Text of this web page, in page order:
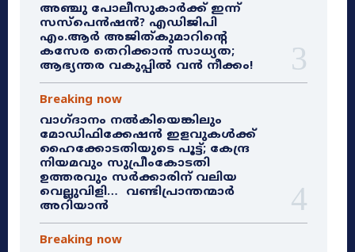
അഞ്ചു പോലീസുകാർക്ക് ഇന്ന്
സസ്‌പെൻഷൻ? എഡിജിപി
എം.ആർ അജിത്കുമാറിൻ്റെ
കസേര തെറിക്കാൻ സാധ്യത;
ആഭ്യന്തര വകുപ്പിൽ വൻ നീക്കം!
Breaking now
വാഗ്ദാനം നൽകിയെങ്കിലും
മോഡിഫിക്കേഷൻ ഇളവുകൾക്ക്
ഹൈക്കോടതിയുടെ പൂട്ട്; കേന്ദ്ര
നിയമവും സുപ്രീംകോടതി
ഉത്തരവും സർക്കാരിന് വലിയ
വെല്ലുവിളി… വണ്ടിപ്രാന്തന്മാർ
അറിയാൻ
Breaking now